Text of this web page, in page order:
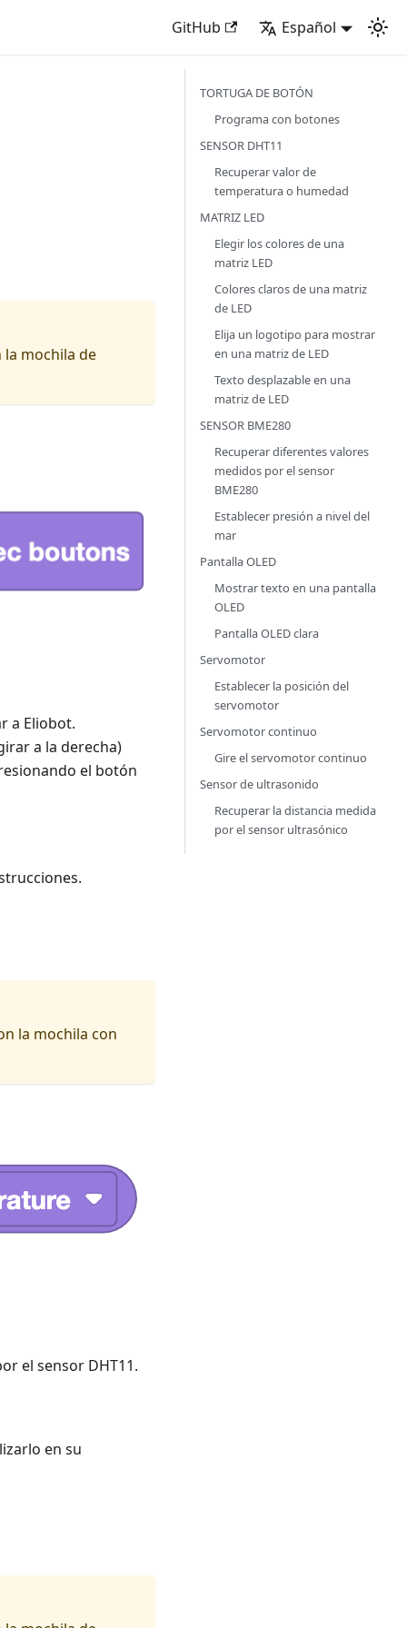
GitHub Español
mochila de
a Eliobot.
a la derecha)
el botón
la mochila con
el sensor DHT11.
en su
TORTUGA DE BOTÓN
Programa con botones
SENSOR DHT11
Recuperar valor de
temperatura o humedad
MATRIZ LED
Elegir los colores de una
matriz LED
Colores claros de una matriz
de LED
Elija un logotipo para mostrar
en una matriz de LED
Texto desplazable en una
matriz de LED
SENSOR BME280
Recuperar diferentes valores
medidos por el sensor
BME280
Establecer presión a nivel del
mar
Pantalla OLED
Mostrar texto en una pantalla
OLED
Pantalla OLED clara
Servomotor
Establecer la posición del
servomotor
Servomotor continuo
Gire el servomotor continuo
Sensor de ultrasonido
Recuperar la distancia medida
por el sensor ultrasónico